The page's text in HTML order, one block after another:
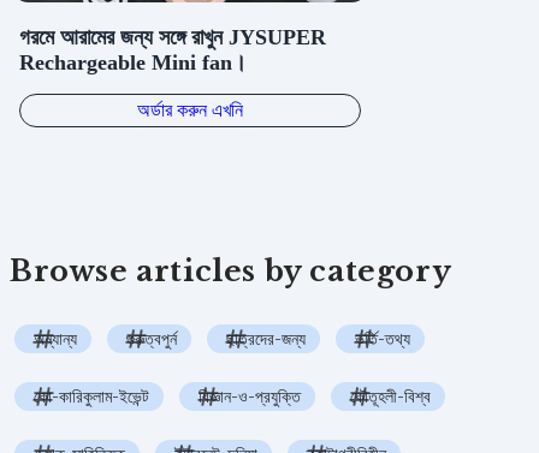
Browse articles by category
অন্যান্য গুরুত্বপুর্ন ছাত্রদের-জন্য ভর্তি-তথ্য
কো-কারিকুলাম-ইভেন্ট বিজ্ঞান-ও-প্রযুক্তি কৌতূহলী-বিশ্ব